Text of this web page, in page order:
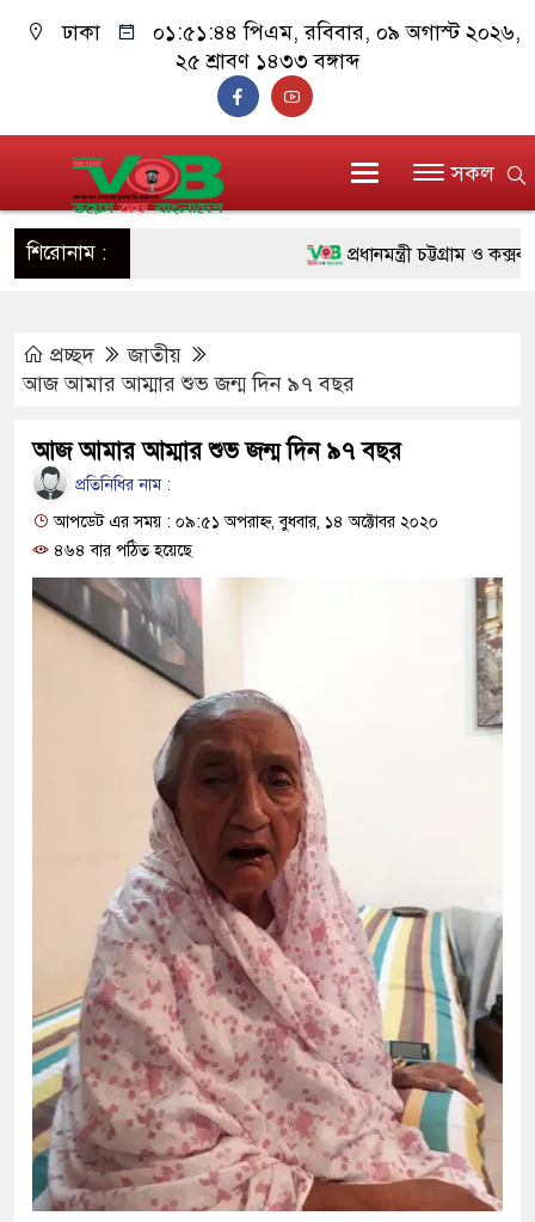
ঢাকা ০১:৫১:৪৫ পিএম, রবিবার, ০৯ অগাস্ট ২০২৬,
২৫ শ্রাবণ ১৪৩৩ বঙ্গাব্দ
সকল
শিরোনাম : প্রধানমন্ত্রী চট্টগ্রাম ও
দাঁড়াবে : ডা. জুবাইদা রহমান
মাননীয় প্রধানমন্ত্রী, মন্ত্রীবর্গ
সিল-স্বাক্ষর জালিয়াতি চক্রের পাঁচ
উদ্ধার
জনগণ পরিবর্তন চেয়েছে
প্রধানমন্ত্রী
মিরপুর মডেল থানার
মাদক কারবারি গ্রেফতার
২৮ লাখ টাকার জাল নোটসহ
থানা পুলিশ
যেকোনো সময় বেনজীরের
নেতৃত্ব ও গণতন্ত্রের মূর্তমান
প্রচ্ছদ
জাতীয়
আজ আমার আম্মার শুভ জন্ম দিন ৯৭ বছর
আজ আমার আম্মার শুভ জন্ম দিন ৯৭ বছর
প্রতিনিধির নাম :
আপডেট এর সময় : ০৯:৫১ অপরাহ্ন, বুধবার, ১৪ অক্টোবর ২০২০
৪৬৪ বার পঠিত হয়েছে